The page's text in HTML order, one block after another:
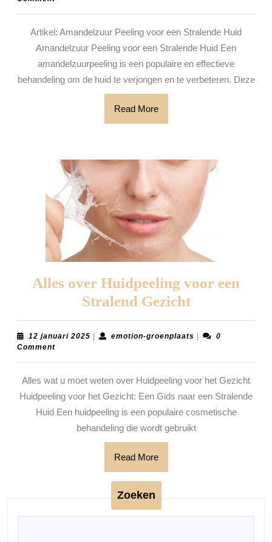
een
Artikel: Amandelzuur Peeling voor een Stralende Huid
Amandelzuur Peeling voor een Stralende Huid Een
amandelzuurpeeling is een populaire en effectieve
behandeling om de huid te verjongen en te verbeteren. Deze
Read MoreRead
More
Alles over Huidpeeling voor een
Stralend GezichtAlles
over
Huidpeeling
een
Stralend
Gezicht
12 januari 2025 12
| emotion-groenplaatsemotion-
|
0
Comment
Alles wat u moet weten over Huidpeeling voor het Gezicht
Huidpeeling voor het Gezicht: Een Gids naar een Stralende
Huid Een huidpeeling is een populaire cosmetische
behandeling die wordt gebruikt
Read MoreRead
More
Zoeken